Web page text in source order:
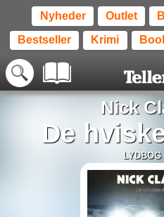
Nyheder Outlet
Bestseller Krimi
Nick
De